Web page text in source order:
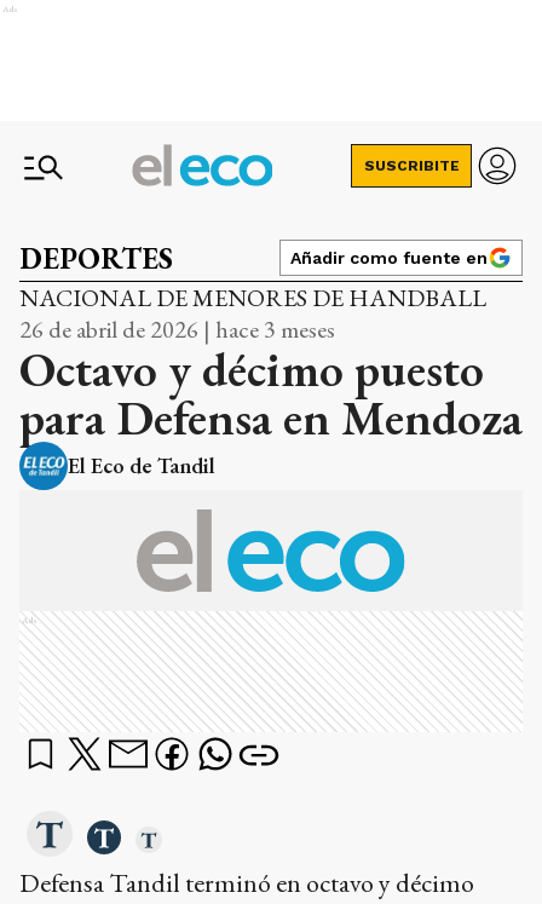
Ads
SUSCRIBITE
DEPORTES Añadir como fuente en
NACIONAL DE MENORES DE HANDBALL
26 de abril de 2026 | hace 3 meses
Octavo y décimo puesto
para Defensa en Mendoza
El Eco de Tandil
Ads
Defensa Tandil terminó en octavo y décimo